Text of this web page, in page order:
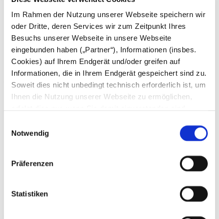
Im Rahmen der Nutzung unserer Webseite speichern wir
oder Dritte, deren Services wir zum Zeitpunkt Ihres
Besuchs unserer Webseite in unsere Webseite
eingebunden haben („Partner“), Informationen (insbes.
Cookies) auf Ihrem Endgerät und/oder greifen auf
Informationen, die in Ihrem Endgerät gespeichert sind zu.
Soweit dies nicht unbedingt technisch erforderlich ist, um
Ihnen die Nutzung unserer Webseite zu ermöglichen,
Erstellung von Statistiken über die Nutzung unserer
Webseite für uns, aber auch für die Partner zur eigenen
Nutzung. Details hierzu, insbesondere auch zu den
verarbeiteten Kategorien personenbezogener Daten und
Datenschutzerklärung
. Indem Sie den Button „Alle
Akzeptieren“ anklicken, erklären Sie sich – jederzeit
Notwendig
Präferenzen
Statistiken
Juni
Mai
April
März
Februar
Januar
2025
Dezember
August
Mai
April
Januar